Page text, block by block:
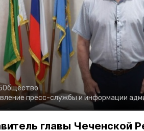
Общество
пресс-службы и информации
главы Чеченской